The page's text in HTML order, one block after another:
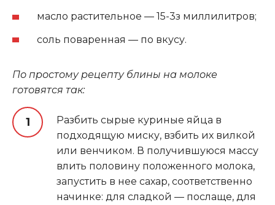
масло растительное — 15-3з миллилитров;
соль поваренная — по вкусу.
По простому рецепту блины на молоке
готовятся так:
Разбить сырые куриные яйца в
подходящую миску, взбить их вилкой
или венчиком. В получившуюся массу
влить половину положенного молока,
запустить в нее сахар, соответственно
начинке: для сладкой — послаще, для